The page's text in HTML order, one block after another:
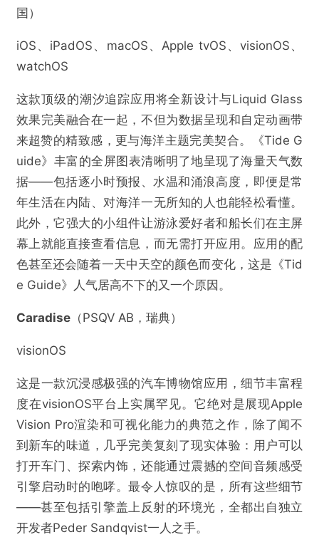
国）
iOS、iPadOS、macOS、Apple tvOS、visionOS、
watchOS
这款顶级的潮汐追踪应用将全新设计与Liquid Glass
效果完美融合在一起，不但为数据呈现和自定动画带
来超赞的精致感，更与海洋主题完美契合。《Tide G
uide》丰富的全屏图表清晰明了地呈现了海量天气数
据——包括逐小时预报、水温和涌浪高度，即便是常
年生活在内陆、对海洋一无所知的人也能轻松看懂。
此外，它强大的小组件让游泳爱好者和船长们在主屏
幕上就能直接查看信息，而无需打开应用。应用的配
色甚至还会随着一天中天空的颜色而变化，这是《Tid
e Guide》人气居高不下的又一个原因。
Caradise​（PSQV AB，瑞典）
visionOS
这是一款沉浸感极强的汽车博物馆应用，细节丰富程
度在visionOS平台上实属罕见。它绝对是展现Apple
Vision Pro渲染和可视化能力的典范之作，除了闻不
到新车的味道，几乎完美复刻了现实体验：用户可以
打开车门、探索内饰，还能通过震撼的空间音频感受
引擎启动时的咆哮。最令人惊叹的是，所有这些细节
——甚至包括引擎盖上反射的环境光，全都出自独立
开发者Peder Sandqvist一人之手。